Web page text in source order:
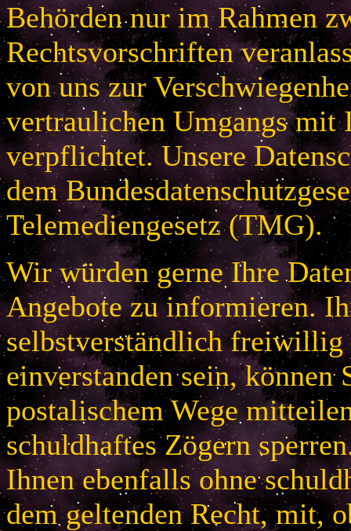
Behörden nur im Rahmen
Rechtsvorschriften
von uns zur
vertraulichen Umgangs mit
verpflichtet. Unsere
dem
Telemediengesetz (TMG).
Wir würden gerne Ihre
Angebote zu informieren.
selbstverständlich
einverstanden sein, können
postalischem Wege
schuldhaftes Zögern
Ihnen ebenfalls ohne
dem geltenden Recht, mit,